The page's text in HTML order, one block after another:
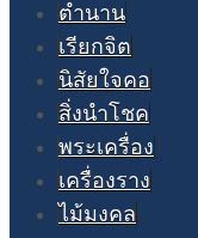
ตำนาน
เรียกจิต
นิสัยใจคอ
สิ่งนำโชค
พระเครื่อง
เครื่องราง
ไม้มงคล